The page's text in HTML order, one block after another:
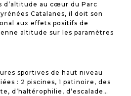
d’altitude au cœur du Parc
Catalanes, il doit son
aux effets positifs de
altitude sur les paramètres
sportives de haut niveau
: 2 piscines, 1 patinoire, des
d’haltérophilie, d’escalade…